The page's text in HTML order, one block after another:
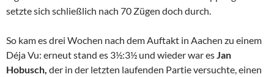
setzte sich schließlich nach 70 Zügen doch durch.
So kam es drei Wochen nach dem Auftakt in Aachen zu einem
Déja Vu: erneut stand es 3½:3½ und wieder war es Jan
Hobusch, der in der letzten laufenden Partie versuchte, einen